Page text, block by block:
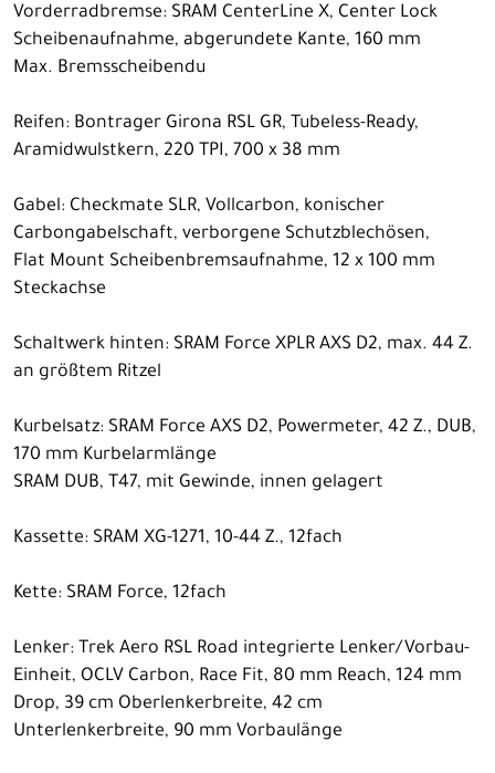
Vorderradbremse: SRAM CenterLine X, Center Lock
Scheibenaufnahme, abgerundete Kante, 160 mm
Max. Bremsscheibendu
Reifen: Bontrager Girona RSL GR, Tubeless-Ready,
Aramidwulstkern, 220 TPI, 700 x 38 mm
Gabel: Checkmate SLR, Vollcarbon, konischer
Carbongabelschaft, verborgene Schutzblechösen,
Flat Mount Scheibenbremsaufnahme, 12 x 100 mm
Steckachse
Schaltwerk hinten: SRAM Force XPLR AXS D2, max. 44 Z.
an größtem Ritzel
Kurbelsatz: SRAM Force AXS D2, Powermeter, 42 Z., DUB,
170 mm Kurbelarmlänge
SRAM DUB, T47, mit Gewinde, innen gelagert
Kassette: SRAM XG-1271, 10-44 Z., 12fach
Kette: SRAM Force, 12fach
Lenker: Trek Aero RSL Road integrierte Lenker/Vorbau-
Einheit, OCLV Carbon, Race Fit, 80 mm Reach, 124 mm
Drop, 39 cm Oberlenkerbreite, 42 cm
Unterlenkerbreite, 90 mm Vorbaulänge